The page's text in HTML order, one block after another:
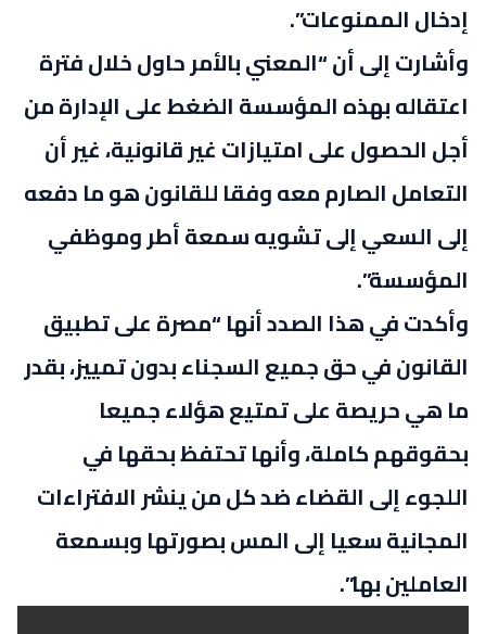
إدخال الممنوعات”.
وأشارت إلى أن “المعني بالأمر حاول خلال فترة
اعتقاله بهذه المؤسسة الضغط على الإدارة من
أجل الحصول على امتيازات غير قانونية، غير أن
التعامل الصارم معه وفقا للقانون هو ما دفعه
إلى السعي إلى تشويه سمعة أطر وموظفي
المؤسسة”.
وأكدت في هذا الصدد أنها “مصرة على تطبيق
القانون في حق جميع السجناء بدون تمييز، بقدر
ما هي حريصة على تمتيع هؤلاء جميعا
بحقوقهم كاملة، وأنها تحتفظ بحقها في
اللجوء إلى القضاء ضد كل من ينشر الافتراءات
المجانية سعيا إلى المس بصورتها وبسمعة
العاملين بها”.